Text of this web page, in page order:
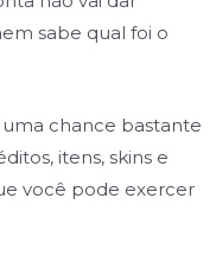
sabe qual foi o
uma chance bastante
itens, skins e
você pode exercer